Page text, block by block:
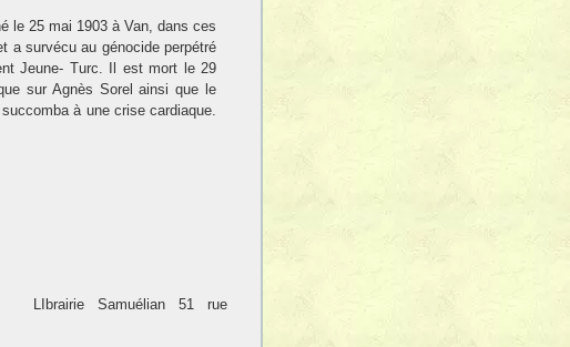
le 25 mai 1903 à Van, dans ces
a survécu au génocide perpétré
Jeune- Turc. Il est mort le 29
sur Agnès Sorel ainsi que le
à une crise cardiaque.
LIbrairie Samuélian 51 rue